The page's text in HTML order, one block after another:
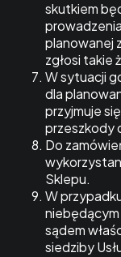
skutkiem
planowanej
zgłosi takie
W sytuacji
dla
przyjmuje
przeszkody
Do
Sklepu.
W
niebędącym
sądem
siedziby